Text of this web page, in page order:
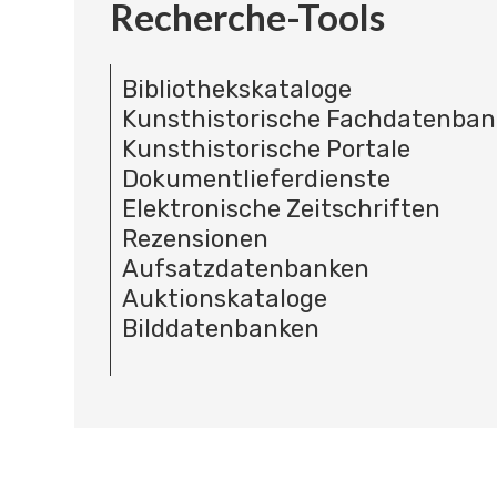
Recherche-Tools
Bibliothekskataloge
Kunsthistorische
Kunsthistorische Portale
Dokumentlieferdienste
Elektronische Zeitschriften
Rezensionen
Aufsatzdatenbanken
Auktionskataloge
Bilddatenbanken